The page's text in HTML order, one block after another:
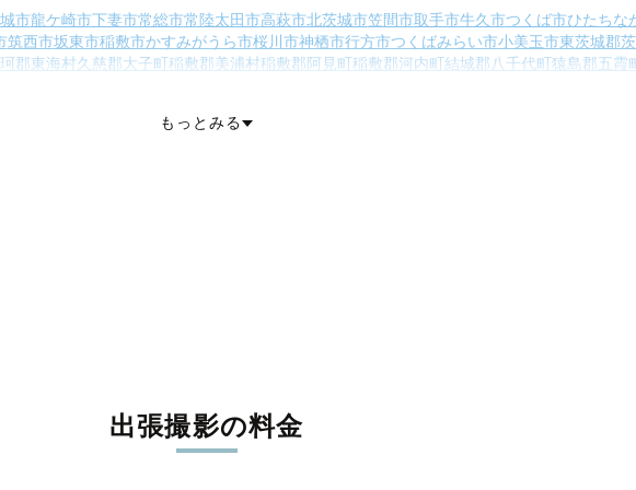
市龍ケ崎市下妻市常総市常陸太田市高萩市北茨城市笠間市取手市牛久市つくば市ひたちな
筑西市坂東市稲敷市かすみがうら市桜川市神栖市行方市つくばみらい市小美玉市東茨城郡
郡東海村久慈郡大子町稲敷郡美浦村稲敷郡阿見町稲敷郡河内町結城郡八千代町猿島郡五霞
もっとみる
出張撮影の料金